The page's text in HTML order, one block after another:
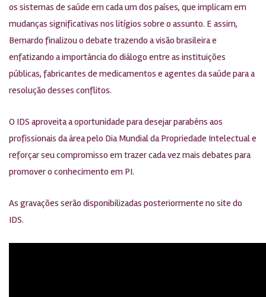
os sistemas de saúde em cada um dos países, que implicam em
mudanças significativas nos litígios sobre o assunto. E assim,
Bernardo finalizou o debate trazendo a visão brasileira e
enfatizando a importância do diálogo entre as instituições
públicas, fabricantes de medicamentos e agentes da saúde para a
resolução desses conflitos.
O IDS aproveita a oportunidade para desejar parabéns aos
profissionais da área pelo Dia Mundial da Propriedade Intelectual e
reforçar seu compromisso em trazer cada vez mais debates para
promover o conhecimento em PI.
As gravações serão disponibilizadas posteriormente no site do
IDS.